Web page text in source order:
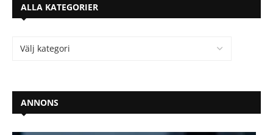
ALLA KATEGORIER
ANNONS